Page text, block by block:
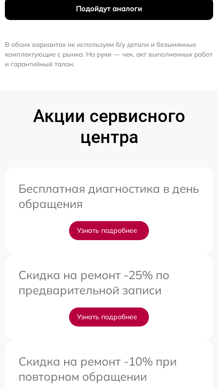
Подойдут аналоги
В обоих вариантах не используем б/у детали и безымянные
комплектующие с рынка. На руки — чек, акт выполненных работ
и гарантийный талон.
Акции сервисного
центра
Бесплатная диагностика в день
обращения
Узнать подробнее
Скидка на ремонт -25% по
предварительной записи
Узнать подробнее
Скидка на ремонт -10% при
повторном обращении